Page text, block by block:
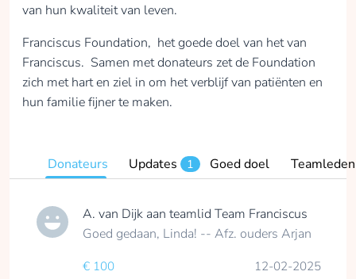
van hun kwaliteit van leven.
Franciscus Foundation, het goede doel van het van
Franciscus. Samen met donateurs zet de Foundation
zich met hart en ziel in om het verblijf van patiënten en
hun familie fijner te maken.
Donateurs Updates 1 Goed doel Teamleden
A. van Dijk aan teamlid Team Franciscus
Goed gedaan, Linda! -- Afz. ouders Arjan
€ 100 12-02-2025